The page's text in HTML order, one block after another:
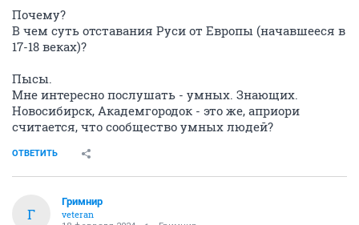
Почему?
В чем суть отставания Руси от Европы (начавшееся в
17-18 веках)?
Пысы.
Мне интересно послушать - умных. Знающих.
Новосибирск, Академгородок - это же, априори
считается, что сообщество умных людей?
ОТВЕТИТЬ
Г
Гримнир
veteran